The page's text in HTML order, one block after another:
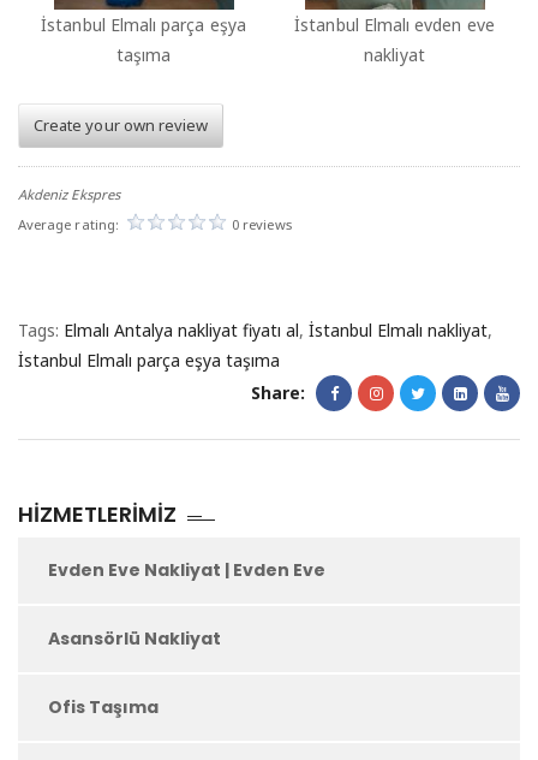
İstanbul Elmalı parça eşya
taşıma
İstanbul Elmalı evden eve
nakliyat
Create your own review
Akdeniz Ekspres
Average rating:
0 reviews
Tags: Elmalı Antalya nakliyat fiyatı al, İstanbul Elmalı nakliyat,
İstanbul Elmalı parça eşya taşıma
Share:
HIZMETLERIMIZ
Evden Eve Nakliyat | Evden Eve
Asansörlü Nakliyat
Ofis Taşıma